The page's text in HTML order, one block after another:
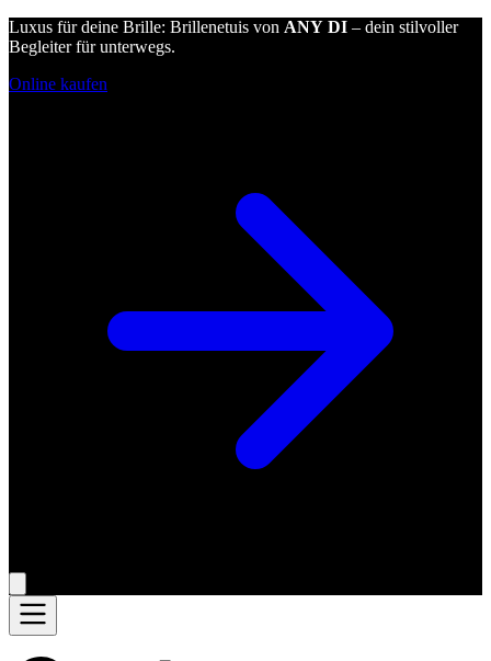
Luxus für deine Brille: Brillenetuis von ANY DI – dein stilvoller
Begleiter für unterwegs.
Online kaufen